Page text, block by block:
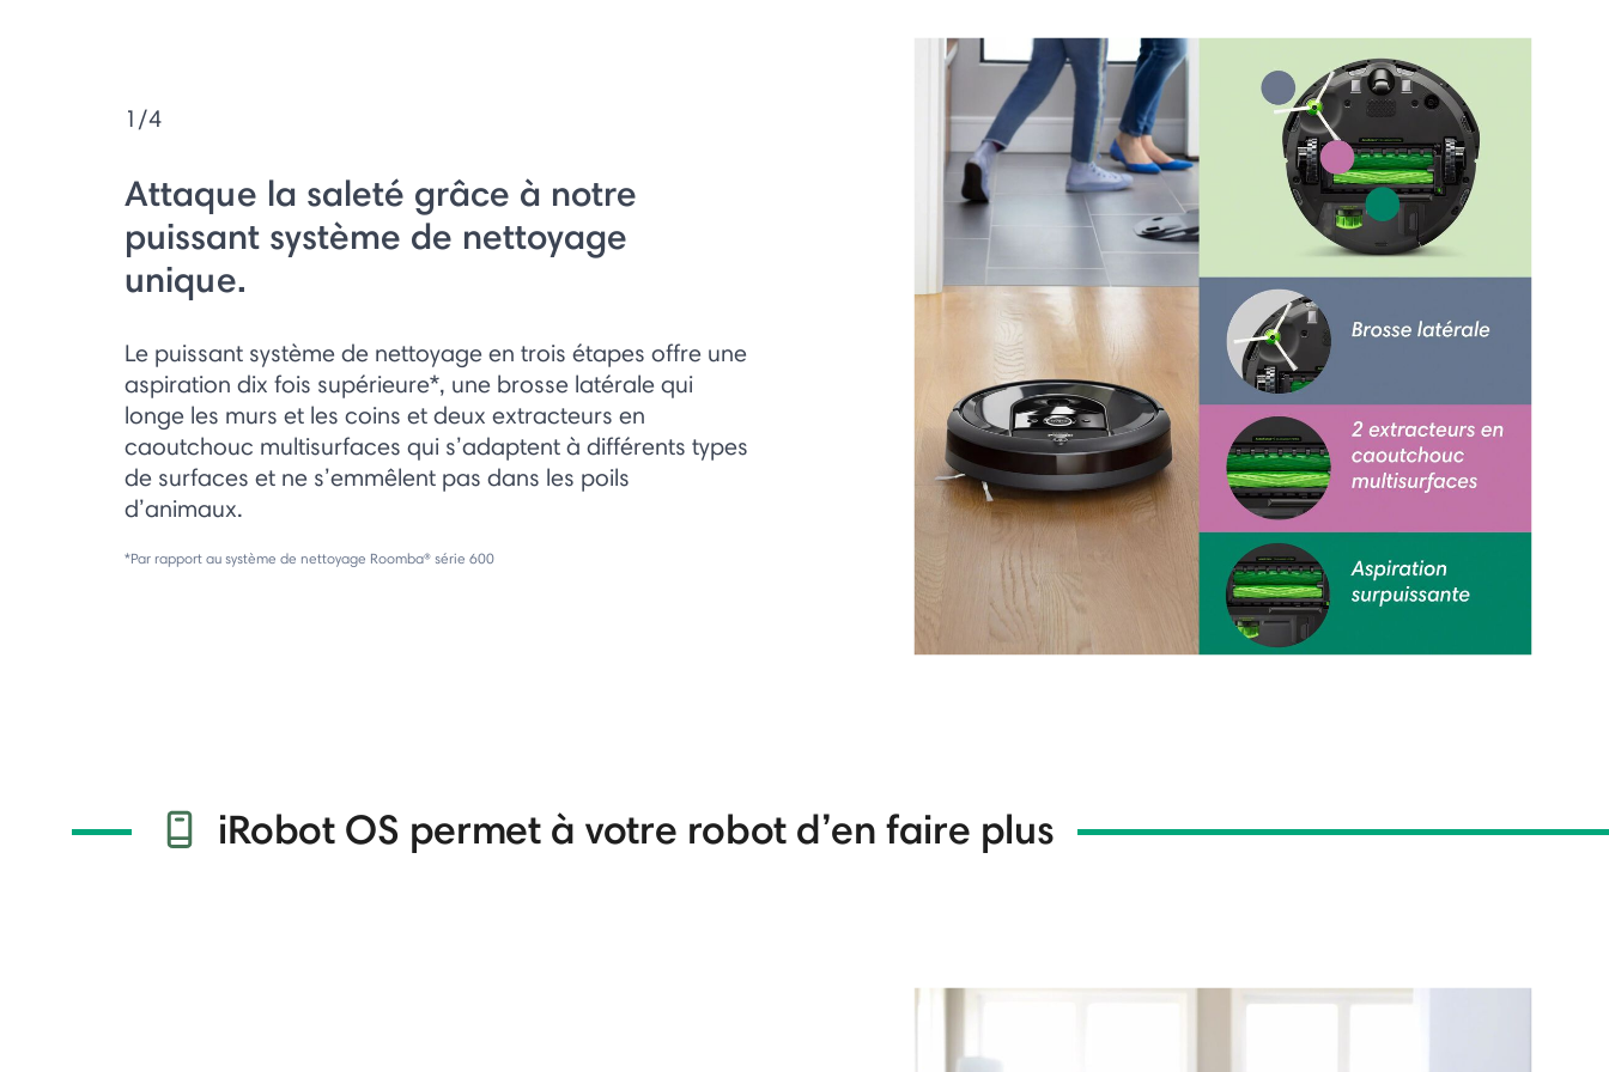
1/4
Attaque la saleté grâce à notre
puissant système de nettoyage
unique.
Le puissant système de nettoyage en trois étapes offre une
aspiration dix fois supérieure*, une brosse latérale qui
longe les murs et les coins et deux extracteurs en
caoutchouc multisurfaces qui s’adaptent à différents types
de surfaces et ne s’emmêlent pas dans les poils
d’animaux.
*Par rapport au système de nettoyage Roomba® série 600
iRobot OS permet à votre robot d’en faire plus